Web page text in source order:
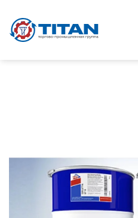
Перейти к основному